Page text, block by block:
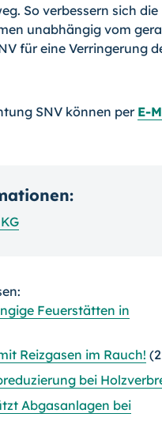
So verbessern sich die
unabhängig vom
für eine Verringerung
SNV können perE-
Feuerstätten in
Reizgasen im Rauch!
bei
Abgasanlagen bei